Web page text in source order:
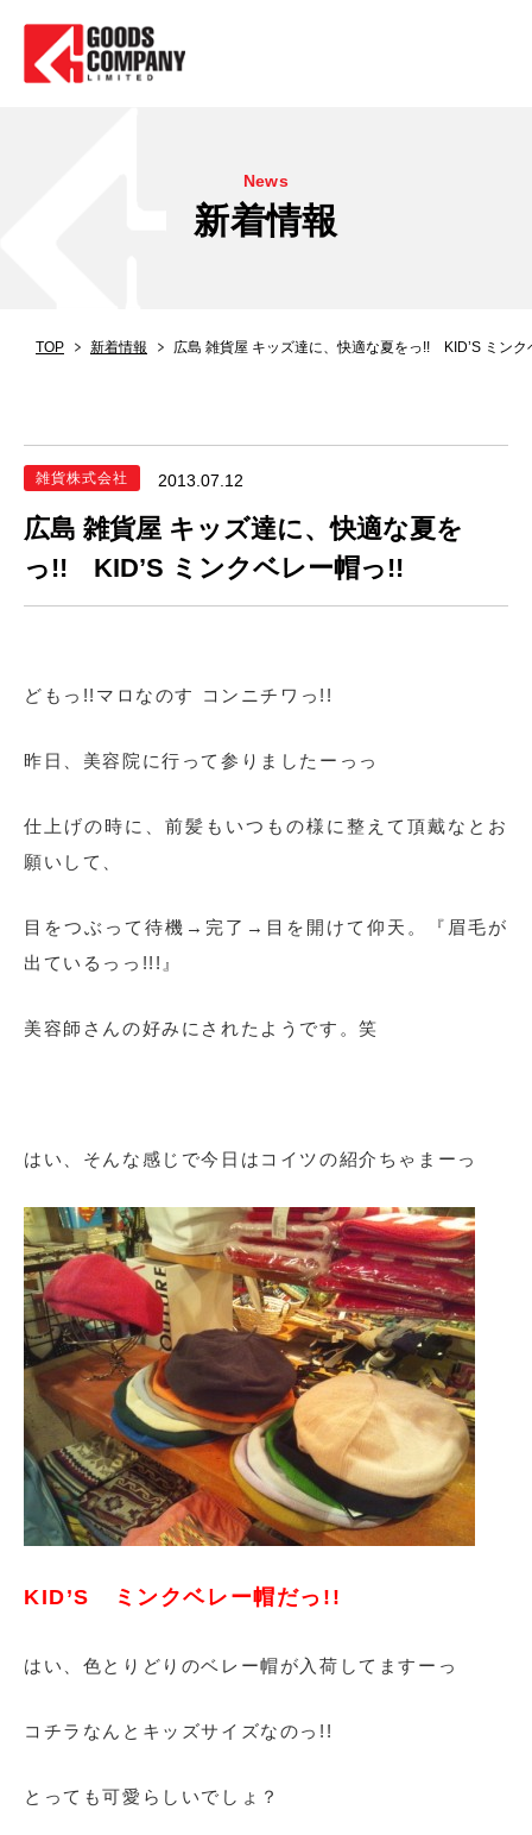
News
新着情報
TOP 新着情報 広島 雑貨屋 キッズ達に、快適な夏をっ!! KID’S ミンク
雑貨株式会社 2013.07.12
広島 雑貨屋 キッズ達に、快適な夏を
っ!! KID’S ミンクベレー帽っ!!
どもっ!!マロなのす コンニチワっ!!
昨日、美容院に行って参りましたーっっ
仕上げの時に、前髪もいつもの様に整えて頂戴なとお
願いして、
目をつぶって待機→完了→目を開けて仰天。『眉毛が
出ているっっ!!!』
美容師さんの好みにされたようです。笑
はい、そんな感じで今日はコイツの紹介ちゃまーっ
KID’S ミンクベレー帽だっ!!
はい、色とりどりのベレー帽が入荷してますーっ
コチラなんとキッズサイズなのっ!!
とっても可愛らしいでしょ？